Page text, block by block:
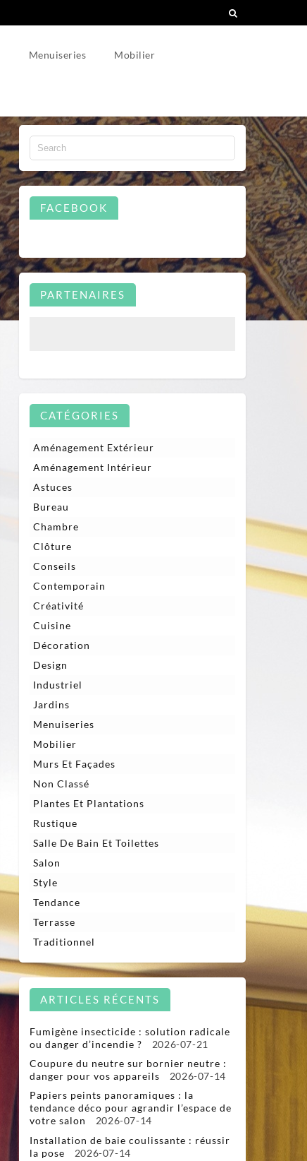
Menuiseries Mobilier
FACEBOOK
PARTENAIRES
CATÉGORIES
Aménagement Extérieur
Aménagement Intérieur
Astuces
Bureau
Chambre
Clôture
Conseils
Contemporain
Créativité
Cuisine
Décoration
Design
Industriel
Jardins
Menuiseries
Mobilier
Murs Et Façades
Non Classé
Plantes Et Plantations
Rustique
Salle De Bain Et Toilettes
Salon
Style
Tendance
Terrasse
Traditionnel
ARTICLES RÉCENTS
Fumigène insecticide : solution radicale
ou danger d’incendie ?
2026-07-21
Coupure du neutre sur bornier neutre :
danger pour vos appareils
2026-07-14
Papiers peints panoramiques : la
tendance déco pour agrandir l’espace de
votre salon
2026-07-14
Installation de baie coulissante : réussir
la pose
2026-07-14